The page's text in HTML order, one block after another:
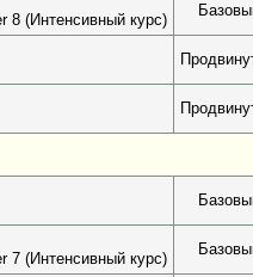
8 (Интенсивный курс)
7 (Интенсивный курс)